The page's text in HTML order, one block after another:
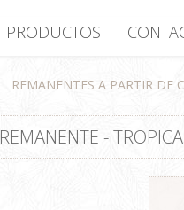
PRODUCTOS
REMANENTES A PARTIR DE
REMANENTE -